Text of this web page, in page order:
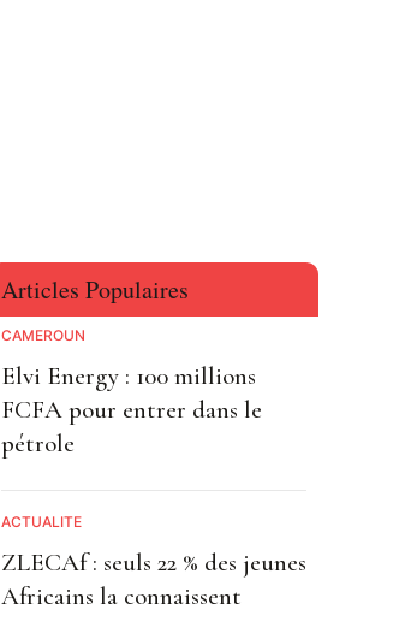
Articles Populaires
CAMEROUN
Elvi Energy : 100 millions
FCFA pour entrer dans le
pétrole
ACTUALITE
ZLECAf : seuls 22 % des jeunes
Africains la connaissent